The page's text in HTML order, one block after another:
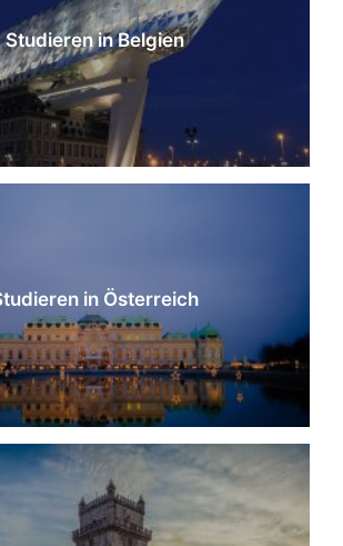
Studieren in Belgien
in Österreich